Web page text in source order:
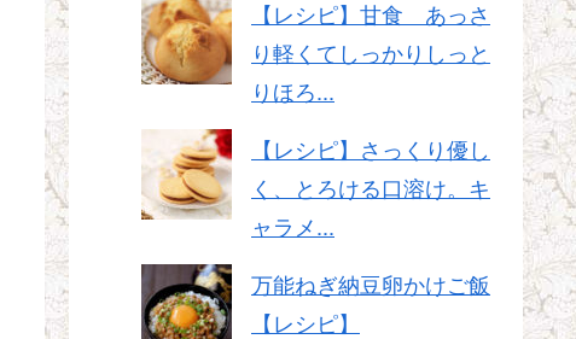
【レシピ】甘食 あっさ
り軽くてしっかりしっと
りほろ...
【レシピ】さっくり優し
く、とろける口溶け。キ
ャラメ...
万能ねぎ納豆卵かけご飯
【レシピ】